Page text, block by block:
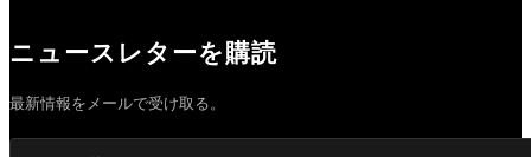
ニュースレターを購読
最新情報をメールで受け取る。